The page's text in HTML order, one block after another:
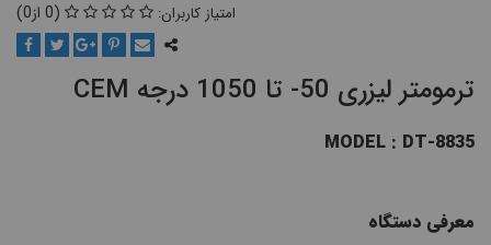
0
0
ترمومتر لیزری 50- تا 1050 درجه CEM
MODEL : DT-8835
معرفی دستگاه